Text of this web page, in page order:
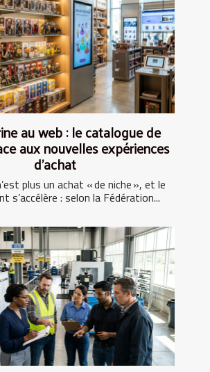
au web : le catalogue de
aux nouvelles expériences
d’achat
plus un achat « de niche », et le
s’accélère : selon la Fédération...